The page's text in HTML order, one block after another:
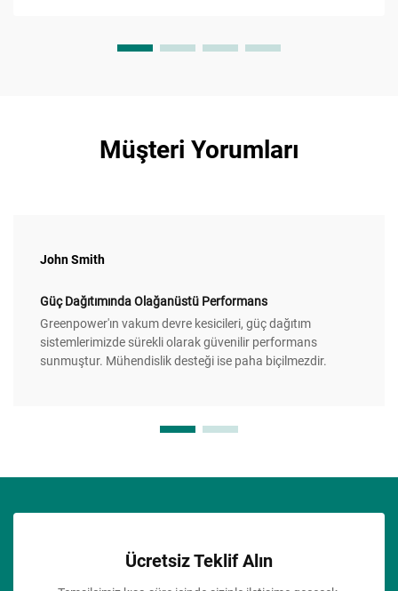
Müşteri Yorumları
John Smith
Güç Dağıtımında Olağanüstü Performans
Greenpower'ın vakum devre kesicileri, güç dağıtım
sistemlerimizde sürekli olarak güvenilir performans
sunmuştur. Mühendislik desteği ise paha biçilmezdir.
Ücretsiz Teklif Alın